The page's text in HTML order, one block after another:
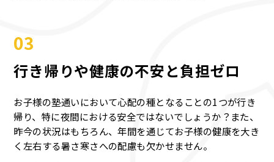
03
行き帰りや健康の不安と負担ゼロ
お子様の塾通いにおいて心配の種となることの1つが行き
帰り、特に夜間における安全ではないでしょうか？また、
昨今の状況はもちろん、年間を通じてお子様の健康を大き
く左右する暑さ寒さへの配慮も欠かせません。